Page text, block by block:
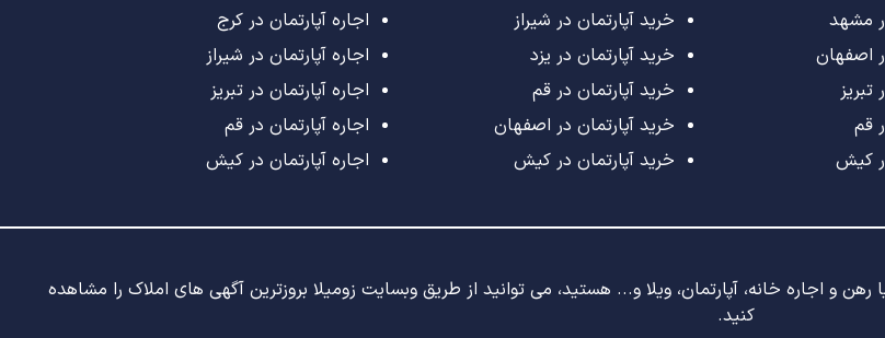
مشهد
اصفهان
قم
کیش
خرید آپارتمان در شیراز
خرید آپارتمان در یزد
خرید آپارتمان در قم
خرید آپارتمان در اصفهان
خرید آپارتمان در کیش
اجاره آپارتمان در کرج
اجاره آپارتمان در شیراز
اجاره آپارتمان در تبریز
اجاره آپارتمان در قم
اجاره آپارتمان در کیش
و اجاره خانه، آپارتمان، ویلا و... هستید، می توانید از طریق وبسایت زومیلا بروزترین آگهی های املاک را مشاهده
کنید.